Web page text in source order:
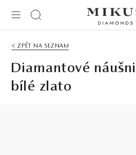
< ZPĚT NA SEZNAM
Diamantové
bílé zlato